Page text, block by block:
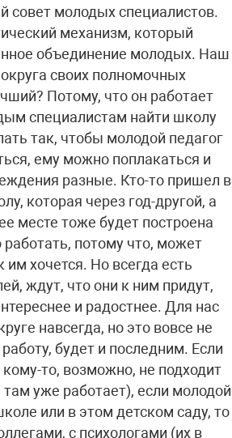
совет молодых специалистов.
механизм, который
объединение молодых. Наш
своих полномочных
Потому, что он работает
специалистам найти школу
так, чтобы молодой педагог
ему можно поплакаться и
разные. Кто-то пришел в
которая через год-другой, а
месте тоже будет построена
потому что, может
хочется. Но всегда есть
ждут, что они к ним придут,
и радостнее. Для нас
навсегда, но это вовсе не
будет и последним. Если
то, возможно, не подходит
уже работает), если молодой
или в этом детском саду, то
с психологами (их в